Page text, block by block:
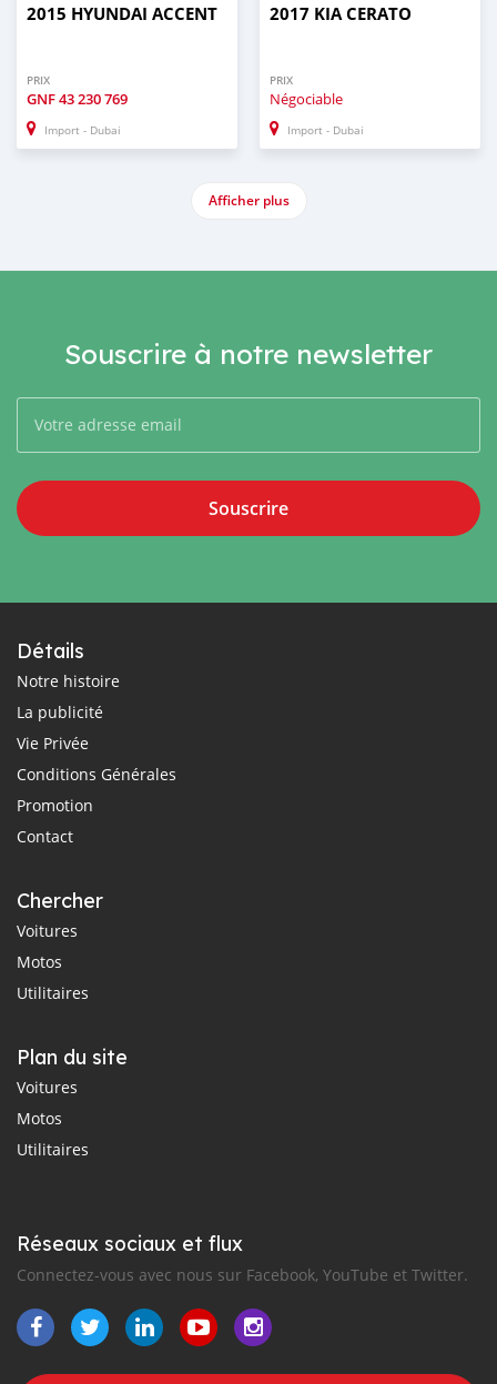
2015 HYUNDAI ACCENT
PRIX
GNF43 230 769
Import - Dubai
2017 KIA CERATO
PRIX
Négociable
Import - Dubai
Afficher plus
Souscrire à notre newsletter
Souscrire
Détails
Notre histoire
La publicité
Vie Privée
Conditions Générales
Promotion
Contact
Chercher
Voitures
Motos
Utilitaires
Plan du site
Voitures
Motos
Utilitaires
Réseaux sociaux et flux
Connectez-vous avec nous sur Facebook, YouTube et Twitter.